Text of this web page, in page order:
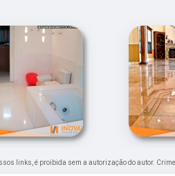
links, é proibida sem a autorização do autor.